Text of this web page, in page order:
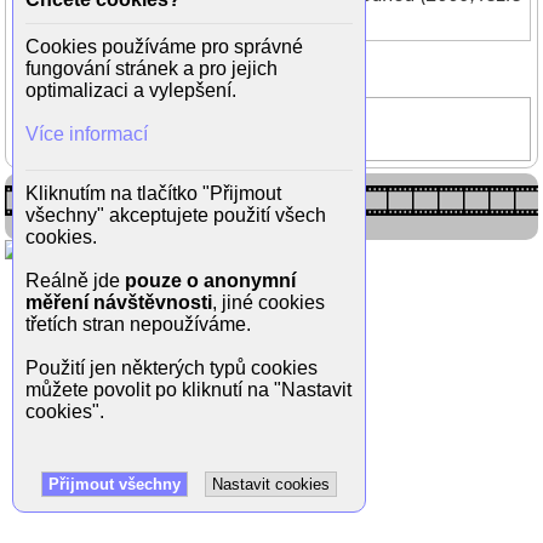
Zpět do galerie
(1/3)
Cookies používáme pro správné
fungování stránek a pro jejich
optimalizaci a vylepšení.
Více informací
Kliknutím na tlačítko "Přijmout
všechny" akceptujete použití všech
cookies.
Reálně jde pouze o anonymní
měření návštěvnosti, jiné cookies
třetích stran nepoužíváme.
Použití jen některých typů cookies
můžete povolit po kliknutí na "Nastavit
cookies".
Přijmout všechny Nastavit cookies